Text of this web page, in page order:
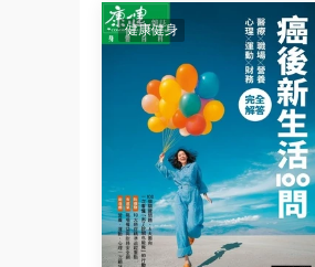
健康健身